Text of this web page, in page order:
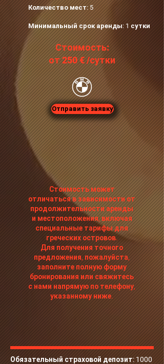
Количество мест: 5
Минимальный срок аренды: 1 сутки
​Стоимость:
от 250 €‎ /сутки
Отправить заявку
Стоимость может
отличаться в зависимости от
продолжительности аренды
и местоположения, включая
специальные тарифы для
греческих островов.
Для получения точного
предложения, пожалуйста,
заполните полную форму
бронирования или свяжитесь
с нами напрямую по телефону,
указанному ниже.
Обязательный страховой депозит: 1000